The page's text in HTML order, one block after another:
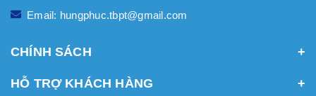
Email: hungphuc.tbpt@gmail.com
CHÍNH SÁCH
HỖ TRỢ KHÁCH HÀNG